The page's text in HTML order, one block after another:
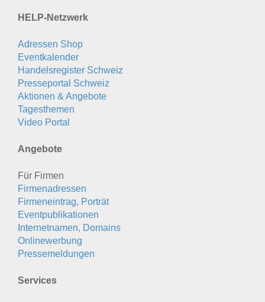
HELP-Netzwerk
Adressen Shop
Eventkalender
Handelsregister Schweiz
Presseportal Schweiz
Aktionen & Angebote
Tagesthemen
Video Portal
Angebote
Für Firmen
Firmenadressen
Firmeneintrag, Porträt
Eventpublikationen
Internetnamen, Domains
Onlinewerbung
Pressemeldungen
Services